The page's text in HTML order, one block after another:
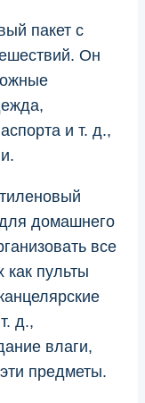
пакет с
Он
и т. д.,
домашнего
все
как пульты
д.,
влаги,
предметы.